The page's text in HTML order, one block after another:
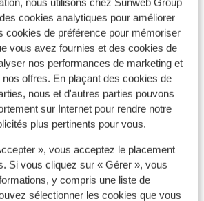
nous utilisons chez Sunweb Group
cookies analytiques pour améliorer
cookies de préférence pour mémoriser
vous avez fournies et des cookies de
nos performances de marketing et
offres. En plaçant des cookies de
nous et d'autres parties pouvons
sur Internet pour rendre notre
plus pertinents pour vous.
», vous acceptez le placement
Si vous cliquez sur « Gérer », vous
y compris une liste de
sélectionner les cookies que vous
Afficher sur la carte